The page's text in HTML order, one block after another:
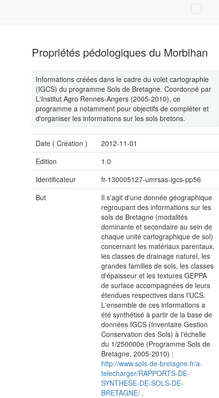
Propriétés pédologiques du Morbihan
Informations créées dans le cadre du volet cartographie
(IGCS) du programme Sols de Bretagne. Coordonné par
L'Institut Agro Rennes-Angers (2005-2010), ce
programme a notamment pour objectifs de compléter et
d'organiser les informations sur les sols bretons.
Date ( Création )
2012-11-01
Edition
1.0
Identificateur
fr-130005127-umrsas-igcs-pp56
But
Il s'agit d'une donnée géographique
regroupant des informations sur les
sols de Bretagne (modalités
dominante et secondaire au sein de
chaque unité cartographique de sol)
concernant les matériaux parentaux,
les classes de drainage naturel, les
grandes familles de sols, les classes
d'épaisseur et les textures GEPPA
de surface accompagnées de leurs
étendues respectives dans l'UCS.
L'ensemble de ces informations a
été synthétisé à partir de la base de
données IGCS (Inventaire Gestion
Conservation des Sols) à l'échelle
du 1/250000e (Programme Sols de
Bretagne, 2005-2010) :
http://www.sols-de-bretagne.fr/a-
telecharger/RAPPORTS-DE-
SYNTHESE-DE-SOLS-DE-
BRETAGNE/ .